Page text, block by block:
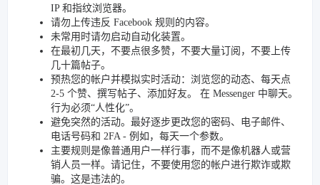
IP 和指纹浏览器。
请勿上传违反 Facebook 规则的内容。
未常用时请勿启动自动化装置。
在最初几天，不要点很多赞，不要大量订阅，不要上传
几十篇帖子。
预热您的帐户并模拟实时活动：浏览您的动态、每天点
2-5 个赞、撰写帖子、添加好友。 在 Messenger 中聊天。
行为必须“人性化”。
避免突然的活动。最好逐步更改您的密码、电子邮件、
电话号码和 2FA - 例如，每天一个参数。
主要规则是像普通用户一样行事，而不是像机器人或营
销人员一样。请记住，不要使用您的帐户进行欺诈或欺
骗。这是违法的。